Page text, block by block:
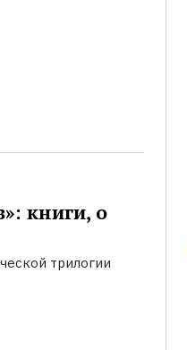
книги, о
трилогии